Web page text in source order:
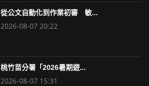
從公文自動化到作業初審 敏...
2026-08-07 20:22
桃竹苗分署「2026暑期遊...
2026-08-07 15:31